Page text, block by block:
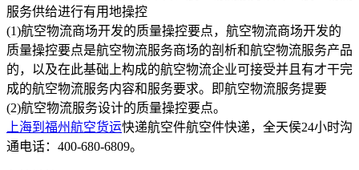
服务供给进行有用地操控
(1)航空物流商场开发的质量操控要点，航空物流商场开发的
质量操控要点是航空物流服务商场的剖析和航空物流服务产品
的，以及在此基础上构成的航空物流企业可接受并且有才干完
成的航空物流服务内容和服务要求。即航空物流服务提要
(2)航空物流服务设计的质量操控要点。
上海到福州航空货运快递航空件航空件快递，全天侯24小时沟
通电话：400-680-6809。